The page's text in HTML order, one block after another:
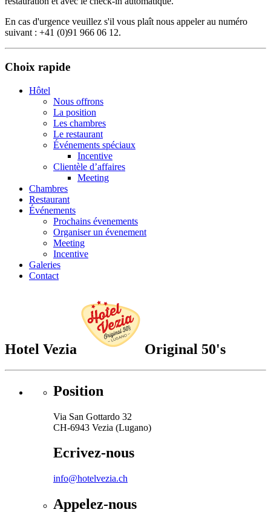
En cas d'urgence veuillez s'il vous plaît nous appeler au numéro
suivant : +41 (0)91 966 06 12.
Choix rapide
Hôtel
Nous offrons
La position
Les chambres
Le restaurant
Événements spéciaux
Incentive
Clientèle d’affaires
Meeting
Chambres
Restaurant
Événements
Prochains évenements
Organiser un évenement
Meeting
Incentive
Galeries
Contact
Hotel Vezia Original 50's
Position
Via San Gottardo 32
CH-6943 Vezia (Lugano)
Ecrivez-nous
info@hotelvezia.ch
Appelez-nous